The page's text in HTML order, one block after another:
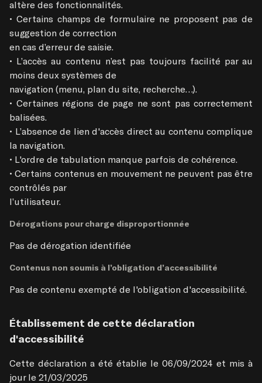
altère des fonctionnalités.
• Certains champs de formulaire ne proposent pas de
suggestion de correction
en cas d’erreur de saisie.
• L’accès au contenu n’est pas toujours facilité par au
moins deux systèmes de
navigation (menu, plan du site, recherche…).
• Certaines régions de page ne sont pas correctement
balisées.
• L’absence de lien d'accès direct au contenu complique
la navigation.
• L'ordre de tabulation manque parfois de cohérence.
• Certains contenus en mouvement ne peuvent pas être
contrôlés par
l’utilisateur.
Dérogations pour charge disproportionnée
Pas de dérogation identifiée
Contenus non soumis à l’obligation d’accessibilité
Pas de contenu exempté de l'obligation d'accessibilité.
Établissement de cette déclaration
d'accessibilité
Cette déclaration a été établie le 06/09/2024 et mis à
jour le 21/03/2025